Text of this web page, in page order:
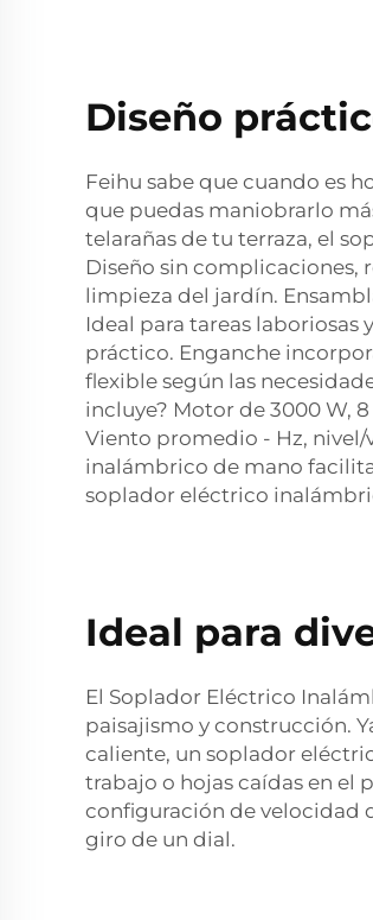
Diseño
Feihu sabe que cuando es
que puedas maniobrarlo
telarañas de tu terraza, el
Diseño sin complicaciones,
limpieza del jardín.
Ideal para tareas
práctico. Enganche
flexible según las
incluye? Motor de 3000 W,
Viento promedio - Hz, nivel/
inalámbrico de mano
soplador eléctrico
Ideal para
El Soplador Eléctrico
paisajismo y construcción.
caliente, un soplador
trabajo o hojas caídas en el
configuración de velocidad
giro de un dial.